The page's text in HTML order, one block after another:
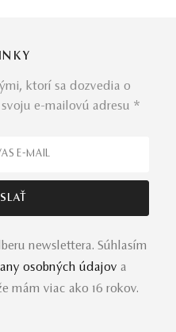
ktorí sa dozvedia o
e-mailovú adresu *
newslettera. Súhlasím
osobných údajov a
mám viac ako 16 rokov.